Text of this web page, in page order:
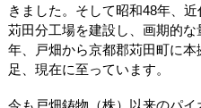
きました。そして昭和48年、
苅田分工場を建設し、画期的
年、戸畑から京都郡苅田町に
足、現在に至っています。